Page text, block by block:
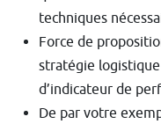
techniques
Force de
stratégie
d’indicateur de
De par votre